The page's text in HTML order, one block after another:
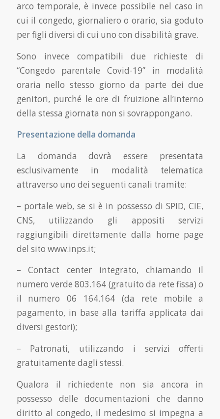
arco temporale, è invece possibile nel caso in
cui il congedo, giornaliero o orario, sia goduto
per figli diversi di cui uno con disabilità grave.
Sono invece compatibili due richieste di
“Congedo parentale Covid-19” in modalità
oraria nello stesso giorno da parte dei due
genitori, purché le ore di fruizione all’interno
della stessa giornata non si sovrappongano.
Presentazione della domanda
La domanda dovrà essere presentata
esclusivamente in modalità telematica
attraverso uno dei seguenti canali tramite:
– portale web, se si è in possesso di SPID, CIE,
CNS, utilizzando gli appositi servizi
raggiungibili direttamente dalla home page
del sito www.inps.it;
– Contact center integrato, chiamando il
numero verde 803.164 (gratuito da rete fissa) o
il numero 06 164.164 (da rete mobile a
pagamento, in base alla tariffa applicata dai
diversi gestori);
– Patronati, utilizzando i servizi offerti
gratuitamente dagli stessi.
Qualora il richiedente non sia ancora in
possesso delle documentazioni che danno
diritto al congedo, il medesimo si impegna a